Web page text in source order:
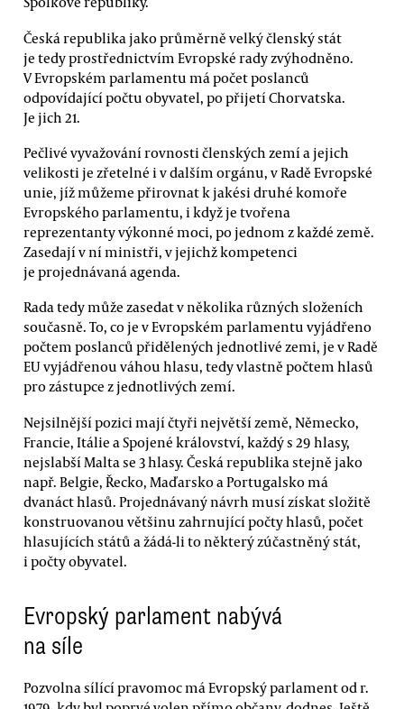
Česká republika jako průměrně velký členský stát
je tedy prostřednictvím Evropské rady zvýhodněno.
V Evropském parlamentu má počet poslanců
odpovídající počtu obyvatel, po přijetí Chorvatska.
Je jich 21.
Pečlivé vyvažování rovnosti členských zemí a jejich
velikosti je zřetelné i v dalším orgánu, v Radě Evropské
unie, jíž můžeme přirovnat k jakési druhé komoře
Evropského parlamentu, i když je tvořena
reprezentanty výkonné moci, po jednom z každé země.
Zasedají v ní ministři, v jejichž kompetenci
je projednávaná agenda.
Rada tedy může zasedat v několika různých složeních
současně. To, co je v Evropském parlamentu vyjádřeno
počtem poslanců přidělených jednotlivé zemi, je v Radě
EU vyjádřenou váhou hlasu, tedy vlastně počtem hlasů
pro zástupce z jednotlivých zemí.
Nejsilnější pozici mají čtyři největší země, Německo,
Francie, Itálie a Spojené království, každý s 29 hlasy,
nejslabší Malta se 3 hlasy. Česká republika stejně jako
např. Belgie, Řecko, Maďarsko a Portugalsko má
dvanáct hlasů. Projednávaný návrh musí získat složitě
konstruovanou většinu zahrnující počty hlasů, počet
hlasujících států a žádá-li to některý zúčastněný stát,
i počty obyvatel.
Evropský parlament nabývá
na síle
Pozvolna sílící pravomoc má Evropský parlament od r.